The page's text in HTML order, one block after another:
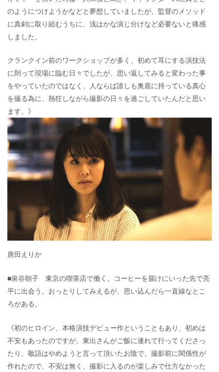
のようにつけようかなどと夢想していましたが、監督のメソッド
に真剣に取り組むうちに、浅はかな演じ分けなど必要ないと痛感
しました。
クランクイン前のワークショップが多く、初めて耳にする演技法
に則って現場に臨む日々でしたが、思い返してみると変わった事
をやっていたのではなく、人ならば誰しも奥底に持っている真心
を撮る為に、熱狂しながら撮影の日々を過ごしていたんだと思い
ます。》
唐田えりか
■泉谷朝子 東京の喫茶店で働く。コーヒーを届けにいった先で亮
平に出会う。おっとりしてみえるが、思い込んだら一直線なとこ
ろがある。
《初のヒロイン、本格演技デビュー作ということもあり、初めは
不安もあったのですが、東出さんがご飯に連れて行ってくださっ
たり、敬語はやめようと言って頂いたお陰で、撮影前に関係性が
作れたので、不安は無く、撮影に入るのが楽しみで仕方なかった